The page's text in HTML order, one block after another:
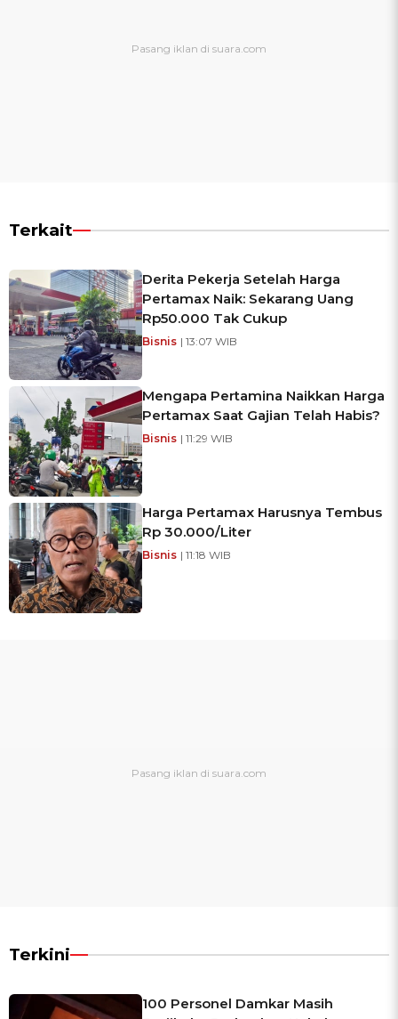
Terkait
Derita Pekerja Setelah Harga
Pertamax Naik: Sekarang Uang
Rp50.000 Tak Cukup
Bisnis | 13:07 WIB
Mengapa Pertamina Naikkan Harga
Pertamax Saat Gajian Telah Habis?
Bisnis | 11:29 WIB
Harga Pertamax Harusnya Tembus
Rp 30.000/Liter
Bisnis | 11:18 WIB
Terkini
100 Personel Damkar Masih